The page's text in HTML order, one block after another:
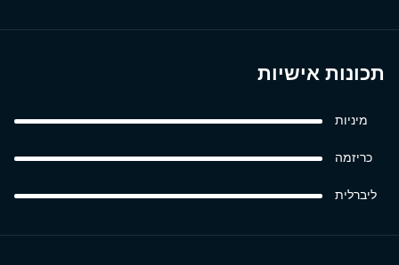
תכונות אישיות
מיניות
כריזמה
ליברלית